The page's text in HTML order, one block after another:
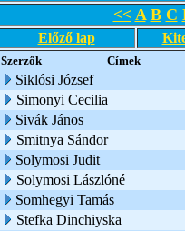
<< A B C
Előző lap
Szerzők Címek
Siklósi József
Simonyi Cecilia
Sivák János
Smitnya Sándor
Solymosi Judit
Solymosi Lászlóné
Somhegyi Tamás
Stefka Dinchiyska